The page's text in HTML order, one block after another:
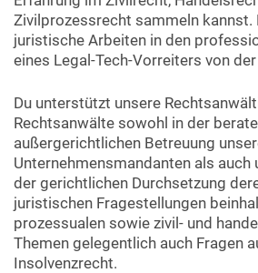
Zivilprozessrecht sammeln kannst.
juristische Arbeiten in den
eines Legal-Tech-Vorreiters von
Du unterstützt unsere
Rechtsanwälte sowohl in der
außergerichtlichen Betreuung
Unternehmensmandanten als auch
der gerichtlichen Durchsetzung
juristischen Fragestellungen
prozessualen sowie zivil- und
Themen gelegentlich auch Fragen
Insolvenzrecht.